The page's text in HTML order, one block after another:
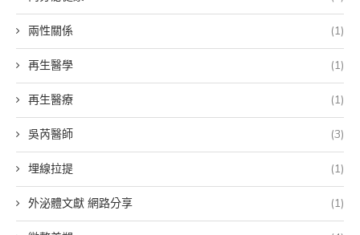
兩性關係 (1)
再生醫學 (1)
再生醫療 (1)
吳芮醫師 (3)
埋線拉提 (1)
外泌體文獻 網路分享 (1)